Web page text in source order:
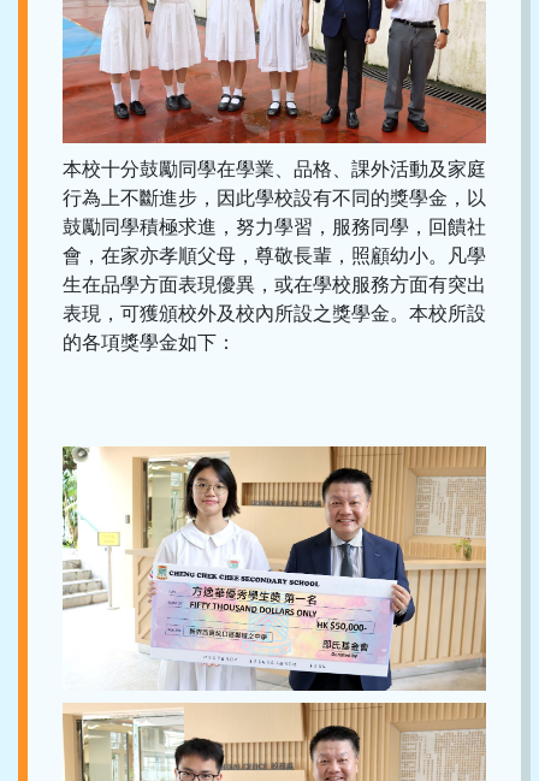
本校十分鼓勵同學在學業、品格、課外活動及家庭
行為上不斷進步，因此學校設有不同的獎學金，以
鼓勵同學積極求進，努力學習，服務同學，回饋社
會，在家亦孝順父母，尊敬長輩，照顧幼小。凡學
生在品學方面表現優異，或在學校服務方面有突出
表現，可獲頒校外及校內所設之獎學金。本校所設
的各項獎學金如下：